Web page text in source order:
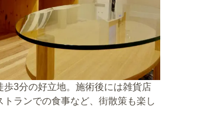
歩3分の好立地。施術後には雑貨店
トランでの食事など、街散策も楽し